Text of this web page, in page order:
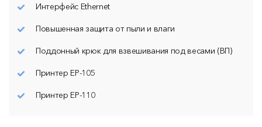
Интерфейс Ethernet
Повышенная защита от пыли и влаги
Поддонный крюк для взвешивания под весами (ВП)
Принтер ЕР-105
Принтер ЕР-110